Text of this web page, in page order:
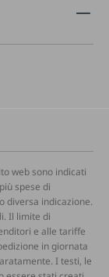
web sono indicati
spese di
diversa indicazione.
Il limite di
e alle tariffe
in giornata
I testi, le